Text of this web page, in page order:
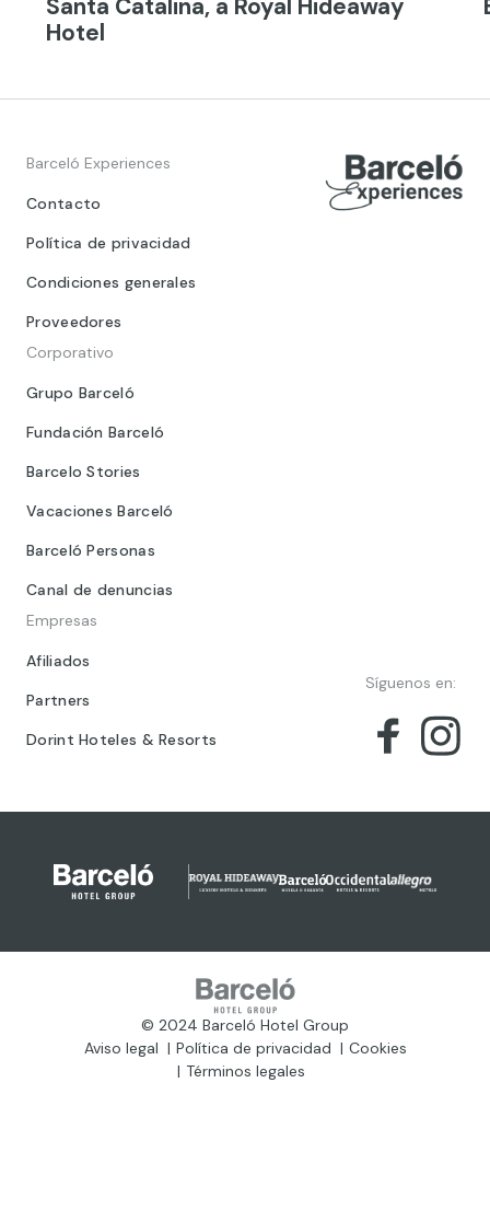
Hotel
Barceló Experiences
Contacto
Política de privacidad
Condiciones generales
Proveedores
Corporativo
Grupo Barceló
Fundación Barceló
Barcelo Stories
Vacaciones Barceló
Barceló Personas
Canal de denuncias
Empresas
Afiliados
Partners
Dorint Hoteles & Resorts
Síguenos en:
© 2024 Barceló Hotel Group
Aviso legal
Política de privacidad
Cookies
Términos legales